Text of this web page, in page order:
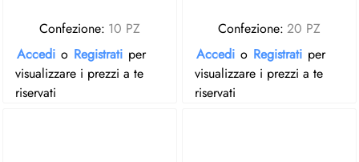
Confezione: 10 PZ
Accedi o Registrati per
visualizzare i prezzi a te
riservati
Confezione: 20 PZ
Accedi o Registrati per
visualizzare i prezzi a te
riservati